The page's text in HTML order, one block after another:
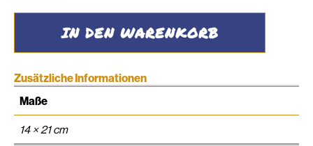
Menge
IN DEN WARENKORB
Zusätzliche Informationen
Maße
14 × 21 cm